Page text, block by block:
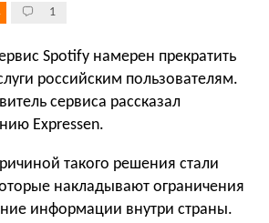
1
Spotify намерен прекратить
российским пользователям.
сервиса рассказал
Expressen.
такого решения стали
накладывают ограничения
информации внутри страны.